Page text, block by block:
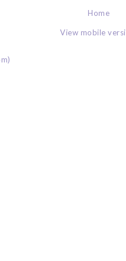
Home
View mobile